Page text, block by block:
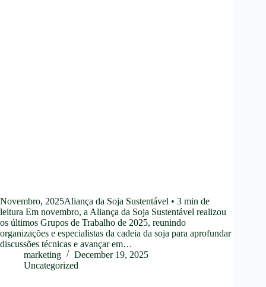
Novembro, 2025Aliança da Soja Sustentável • 3 min de
leitura Em novembro, a Aliança da Soja Sustentável realizou
os últimos Grupos de Trabalho de 2025, reunindo
organizações e especialistas da cadeia da soja para aprofundar
discussões técnicas e avançar em…
marketing
December 19, 2025
Uncategorized